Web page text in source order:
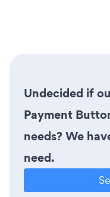
Undecided if
Payment
needs? We
need.